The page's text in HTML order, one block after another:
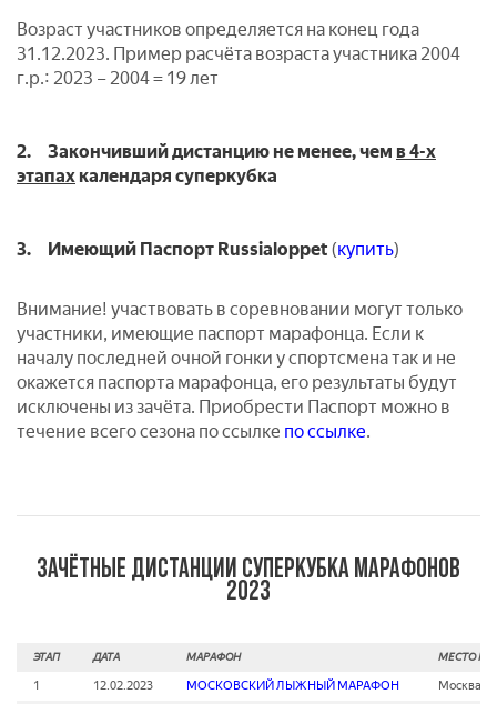
Возраст участников определяется на конец года
31.12.2023. Пример расчёта возраста участника 2004
г.р.: 2023 – 2004 = 19 лет
2. Закончивший дистанцию не менее, чем в 4-х
этапах календаря суперкубка
3. Имеющий Паспорт Russialoppet (купить)
Внимание! участвовать в соревновании могут только
участники, имеющие паспорт марафонца. Если к
началу последней очной гонки у спортсмена так и не
окажется паспорта марафонца, его результаты будут
исключены из зачёта. Приобрести Паспорт можно в
течение всего сезона по ссылке по ссылке.
ЗАЧЁТНЫЕ ДИСТАНЦИИ СУПЕРКУБКА МАРАФОНОВ
2023
ЭТАП ДАТА МАРАФОН
МЕСТО
1
12.02.2023 МОСКОВСКИЙ ЛЫЖНЫЙ МАРАФОН
Москва